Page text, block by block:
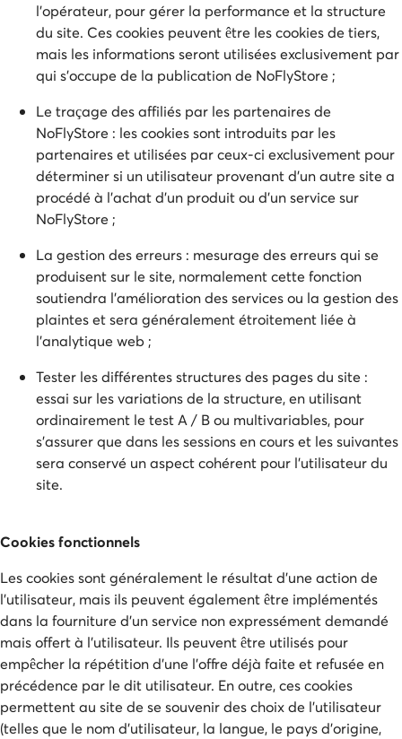
l'opérateur, pour gérer la performance et la structure
du site. Ces cookies peuvent être les cookies de tiers,
mais les informations seront utilisées exclusivement par
qui s'occupe de la publication de NoFlyStore ;
Le traçage des affiliés par les partenaires de
NoFlyStore : les cookies sont introduits par les
partenaires et utilisées par ceux-ci exclusivement pour
déterminer si un utilisateur provenant d'un autre site a
procédé à l'achat d'un produit ou d'un service sur
NoFlyStore ;
La gestion des erreurs : mesurage des erreurs qui se
produisent sur le site, normalement cette fonction
soutiendra l'amélioration des services ou la gestion des
plaintes et sera généralement étroitement liée à
l'analytique web ;
Tester les différentes structures des pages du site :
essai sur les variations de la structure, en utilisant
ordinairement le test A / B ou multivariables, pour
s'assurer que dans les sessions en cours et les suivantes
sera conservé un aspect cohérent pour l'utilisateur du
site.
Cookies fonctionnels
Les cookies sont généralement le résultat d'une action de
l'utilisateur, mais ils peuvent également être implémentés
dans la fourniture d'un service non expressément demandé
mais offert à l'utilisateur. Ils peuvent être utilisés pour
empêcher la répétition d'une l'offre déjà faite et refusée en
précédence par le dit utilisateur. En outre, ces cookies
permettent au site de se souvenir des choix de l'utilisateur
(telles que le nom d'utilisateur, la langue, le pays d'origine,